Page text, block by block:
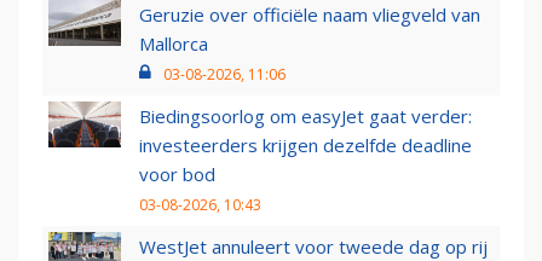
Geruzie over officiële naam vliegveld van
Mallorca
03-08-2026, 11:06
Biedingsoorlog om easyJet gaat verder:
investeerders krijgen dezelfde deadline
voor bod
03-08-2026, 10:43
WestJet annuleert voor tweede dag op rij